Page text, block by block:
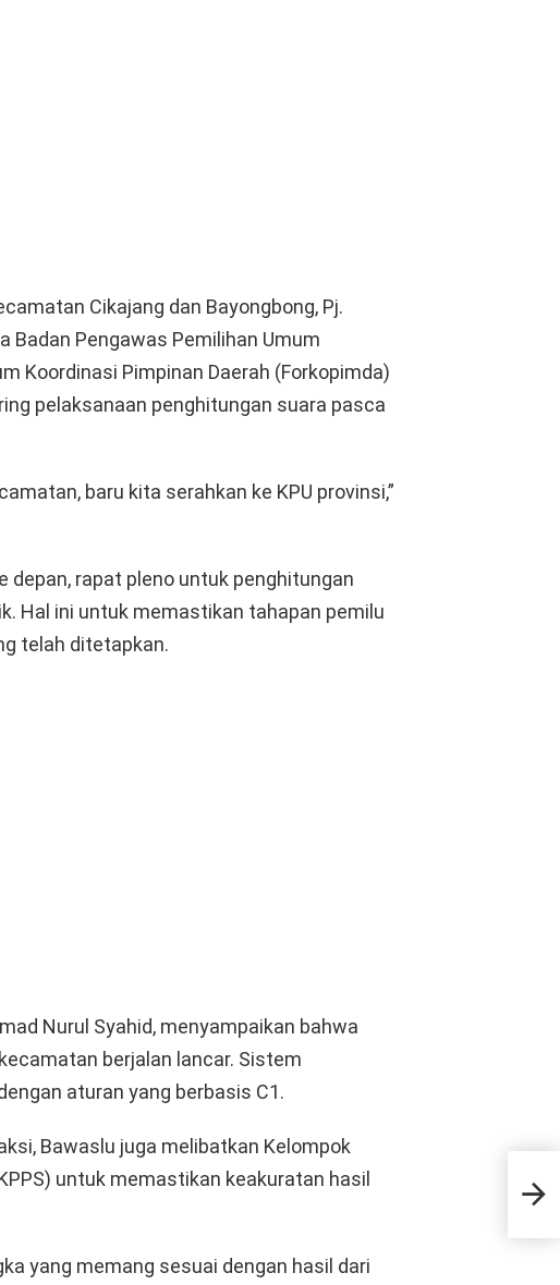
Cikajang dan Bayongbong, Pj.
Badan Pengawas Pemilihan Umum
Koordinasi Pimpinan Daerah (Forkopimda)
pelaksanaan penghitungan suara pasca
baru kita serahkan ke KPU provinsi,”
depan, rapat pleno untuk penghitungan
Hal ini untuk memastikan tahapan pemilu
telah ditetapkan.
Nurul Syahid, menyampaikan bahwa
berjalan lancar. Sistem
aturan yang berbasis C1.
Bawaslu juga melibatkan Kelompok
untuk memastikan keakuratan hasil
yang memang sesuai dengan hasil dari